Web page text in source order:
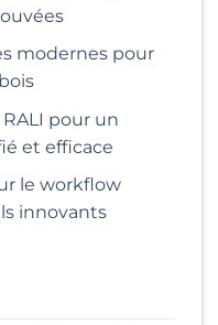
modernes pour
pour un
et efficace
le workflow
innovants